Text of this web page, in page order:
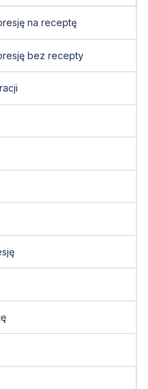
na receptę
bez recepty